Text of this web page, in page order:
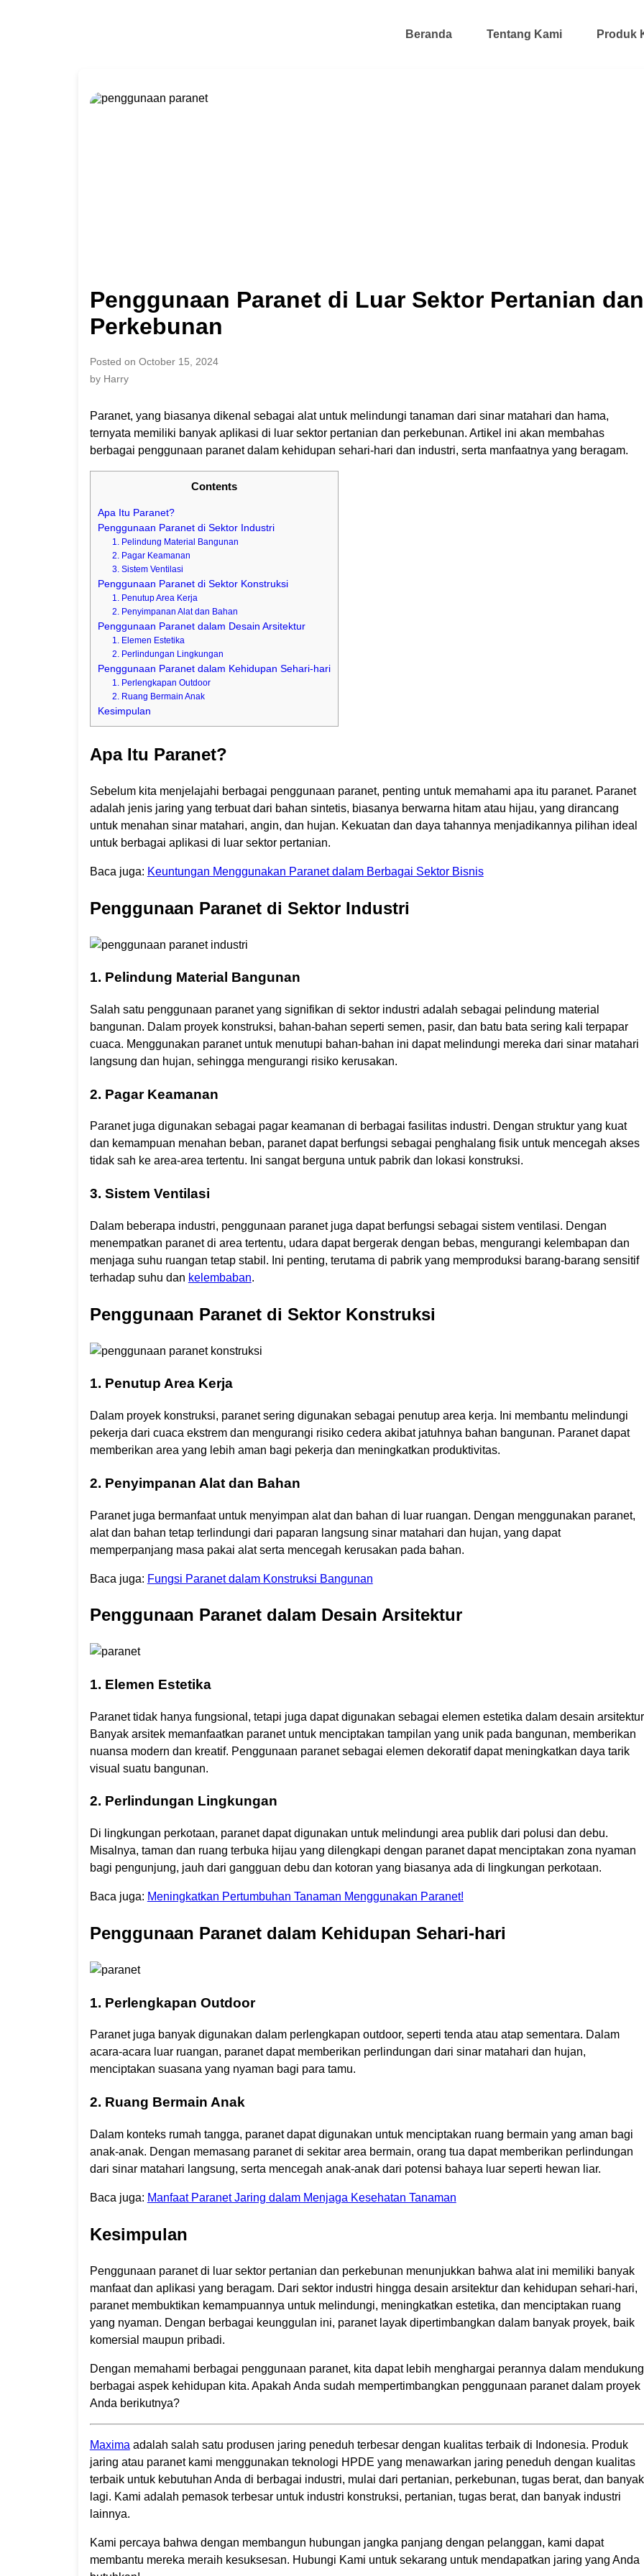
Beranda Tentang Kami Produk
Penggunaan Paranet di Luar Sektor Pertanian dan
Perkebunan
Posted on October 15, 2024
by Harry
Paranet, yang biasanya dikenal sebagai alat untuk melindungi tanaman dari sinar matahari dan hama,
ternyata memiliki banyak aplikasi di luar sektor pertanian dan perkebunan. Artikel ini akan membahas
berbagai penggunaan paranet dalam kehidupan sehari-hari dan industri, serta manfaatnya yang beragam.
Contents
Apa Itu Paranet?
Penggunaan Paranet di Sektor Industri
1. Pelindung Material Bangunan
2. Pagar Keamanan
3. Sistem Ventilasi
Penggunaan Paranet di Sektor Konstruksi
1. Penutup Area Kerja
2. Penyimpanan Alat dan Bahan
Penggunaan Paranet dalam Desain Arsitektur
1. Elemen Estetika
2. Perlindungan Lingkungan
Penggunaan Paranet dalam Kehidupan Sehari-hari
1. Perlengkapan Outdoor
2. Ruang Bermain Anak
Kesimpulan
Apa Itu Paranet?
Sebelum kita menjelajahi berbagai penggunaan paranet, penting untuk memahami apa itu paranet. Paranet
adalah jenis jaring yang terbuat dari bahan sintetis, biasanya berwarna hitam atau hijau, yang dirancang
untuk menahan sinar matahari, angin, dan hujan. Kekuatan dan daya tahannya menjadikannya pilihan ideal
untuk berbagai aplikasi di luar sektor pertanian.
Baca juga: Keuntungan Menggunakan Paranet dalam Berbagai Sektor Bisnis
Penggunaan Paranet di Sektor Industri
1. Pelindung Material Bangunan
Salah satu penggunaan paranet yang signifikan di sektor industri adalah sebagai pelindung material
bangunan. Dalam proyek konstruksi, bahan-bahan seperti semen, pasir, dan batu bata sering kali terpapar
cuaca. Menggunakan paranet untuk menutupi bahan-bahan ini dapat melindungi mereka dari sinar matahari
langsung dan hujan, sehingga mengurangi risiko kerusakan.
2. Pagar Keamanan
Paranet juga digunakan sebagai pagar keamanan di berbagai fasilitas industri. Dengan struktur yang kuat
dan kemampuan menahan beban, paranet dapat berfungsi sebagai penghalang fisik untuk mencegah akses
tidak sah ke area-area tertentu. Ini sangat berguna untuk pabrik dan lokasi konstruksi.
3. Sistem Ventilasi
Dalam beberapa industri, penggunaan paranet juga dapat berfungsi sebagai sistem ventilasi. Dengan
menempatkan paranet di area tertentu, udara dapat bergerak dengan bebas, mengurangi kelembapan dan
menjaga suhu ruangan tetap stabil. Ini penting, terutama di pabrik yang memproduksi barang-barang sensitif
terhadap suhu dan kelembaban.
Penggunaan Paranet di Sektor Konstruksi
1. Penutup Area Kerja
Dalam proyek konstruksi, paranet sering digunakan sebagai penutup area kerja. Ini membantu melindungi
pekerja dari cuaca ekstrem dan mengurangi risiko cedera akibat jatuhnya bahan bangunan. Paranet dapat
memberikan area yang lebih aman bagi pekerja dan meningkatkan produktivitas.
2. Penyimpanan Alat dan Bahan
Paranet juga bermanfaat untuk menyimpan alat dan bahan di luar ruangan. Dengan menggunakan paranet,
alat dan bahan tetap terlindungi dari paparan langsung sinar matahari dan hujan, yang dapat
memperpanjang masa pakai alat serta mencegah kerusakan pada bahan.
Baca juga: Fungsi Paranet dalam Konstruksi Bangunan
Penggunaan Paranet dalam Desain Arsitektur
1. Elemen Estetika
Paranet tidak hanya fungsional, tetapi juga dapat digunakan sebagai elemen estetika dalam desain
Banyak arsitek memanfaatkan paranet untuk menciptakan tampilan yang unik pada bangunan, memberikan
nuansa modern dan kreatif. Penggunaan paranet sebagai elemen dekoratif dapat meningkatkan daya tarik
visual suatu bangunan.
2. Perlindungan Lingkungan
Di lingkungan perkotaan, paranet dapat digunakan untuk melindungi area publik dari polusi dan debu.
Misalnya, taman dan ruang terbuka hijau yang dilengkapi dengan paranet dapat menciptakan zona nyaman
bagi pengunjung, jauh dari gangguan debu dan kotoran yang biasanya ada di lingkungan perkotaan.
Baca juga: Meningkatkan Pertumbuhan Tanaman Menggunakan Paranet!
Penggunaan Paranet dalam Kehidupan Sehari-hari
1. Perlengkapan Outdoor
Paranet juga banyak digunakan dalam perlengkapan outdoor, seperti tenda atau atap sementara. Dalam
acara-acara luar ruangan, paranet dapat memberikan perlindungan dari sinar matahari dan hujan,
menciptakan suasana yang nyaman bagi para tamu.
2. Ruang Bermain Anak
Dalam konteks rumah tangga, paranet dapat digunakan untuk menciptakan ruang bermain yang aman bagi
anak-anak. Dengan memasang paranet di sekitar area bermain, orang tua dapat memberikan perlindungan
dari sinar matahari langsung, serta mencegah anak-anak dari potensi bahaya luar seperti hewan liar.
Baca juga: Manfaat Paranet Jaring dalam Menjaga Kesehatan Tanaman
Kesimpulan
Penggunaan paranet di luar sektor pertanian dan perkebunan menunjukkan bahwa alat ini memiliki banyak
manfaat dan aplikasi yang beragam. Dari sektor industri hingga desain arsitektur dan kehidupan sehari-hari,
paranet membuktikan kemampuannya untuk melindungi, meningkatkan estetika, dan menciptakan ruang
yang nyaman. Dengan berbagai keunggulan ini, paranet layak dipertimbangkan dalam banyak proyek, baik
komersial maupun pribadi.
Dengan memahami berbagai penggunaan paranet, kita dapat lebih menghargai perannya dalam mendukung
berbagai aspek kehidupan kita. Apakah Anda sudah mempertimbangkan penggunaan paranet dalam proyek
Anda berikutnya?
Maxima adalah salah satu produsen jaring peneduh terbesar dengan kualitas terbaik di Indonesia. Produk
jaring atau paranet kami menggunakan teknologi HPDE yang menawarkan jaring peneduh dengan kualitas
terbaik untuk kebutuhan Anda di berbagai industri, mulai dari pertanian, perkebunan, tugas berat, dan banyak
lagi. Kami adalah pemasok terbesar untuk industri konstruksi, pertanian, tugas berat, dan banyak industri
lainnya.
Kami percaya bahwa dengan membangun hubungan jangka panjang dengan pelanggan, kami dapat
membantu mereka meraih kesuksesan. Hubungi Kami untuk sekarang untuk mendapatkan jaring yang Anda